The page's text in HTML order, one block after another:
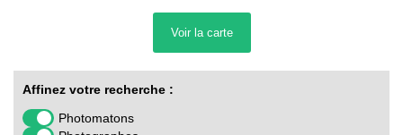
Voir la carte
Affinez votre recherche :
Photomatons